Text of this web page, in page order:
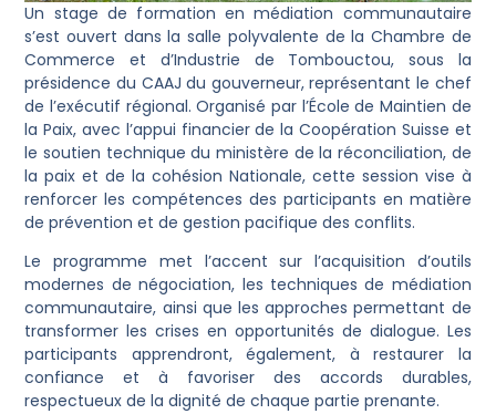
Un stage de formation en médiation communautaire
s’est ouvert dans la salle polyvalente de la Chambre de
Commerce et d’Industrie de Tombouctou, sous la
présidence du CAAJ du gouverneur, représentant le chef
de l’exécutif régional. Organisé par l’École de Maintien de
la Paix, avec l’appui financier de la Coopération Suisse et
le soutien technique du ministère de la réconciliation, de
la paix et de la cohésion Nationale, cette session vise à
renforcer les compétences des participants en matière
de prévention et de gestion pacifique des conflits.
Le programme met l’accent sur l’acquisition d’outils
modernes de négociation, les techniques de médiation
communautaire, ainsi que les approches permettant de
transformer les crises en opportunités de dialogue. Les
participants apprendront, également, à restaurer la
confiance et à favoriser des accords durables,
respectueux de la dignité de chaque partie prenante.